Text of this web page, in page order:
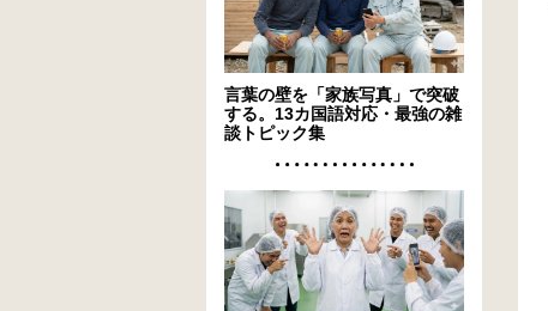
言葉の壁を「家族写真」で突破
する。13カ国語対応・最強の雑
談トピック集